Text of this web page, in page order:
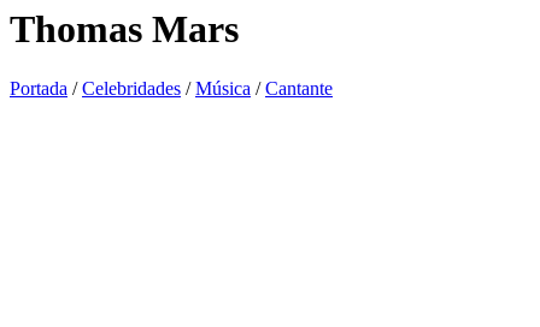
Thomas Mars
Portada /Celebridades /Música /Cantante